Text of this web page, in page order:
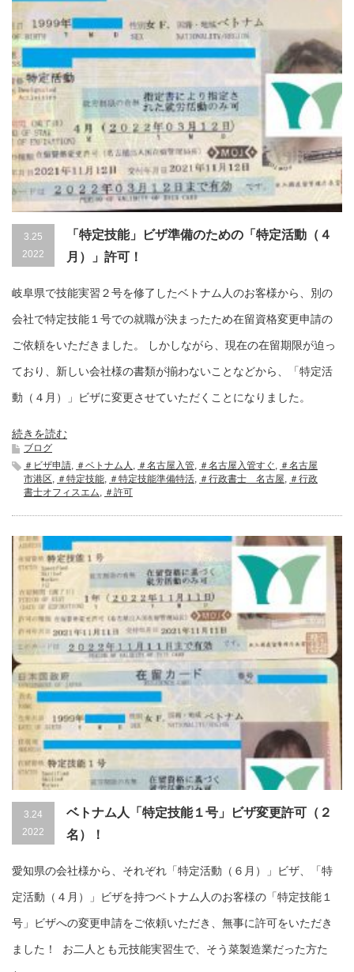
3.25
2022
「特定技能」ビザ準備のための「特定活動（４
月）」許可！
岐阜県で技能実習２号を修了したベトナム人のお客様から、別の
会社で特定技能１号での就職が決まったため在留資格変更申請の
ご依頼をいただきました。 しかしながら、現在の在留期限が迫っ
ており、新しい会社様の書類が揃わないことなどから、「特定活
動（４月）」ビザに変更させていただくことになりました。
続きを読む
ブログ
＃ビザ申請, ＃ベトナム人 , ＃名古屋入管, ＃名古屋入管すぐ, ＃名古屋
市港区, ＃特定技能, ＃特定技能準備特活, ＃行政書士 名古屋, ＃行政
書士オフィスエム, ＃許可
3.24
2022
ベトナム人「特定技能１号」ビザ変更許可（２
名）！
愛知県の会社様から、それぞれ「特定活動（６月）」ビザ、「特
定活動（４月）」ビザを持つベトナム人のお客様の「特定技能１
号」ビザへの変更申請をご依頼いただき、無事に許可をいただき
ました！ お二人とも元技能実習生で、そう菜製造業だった方た